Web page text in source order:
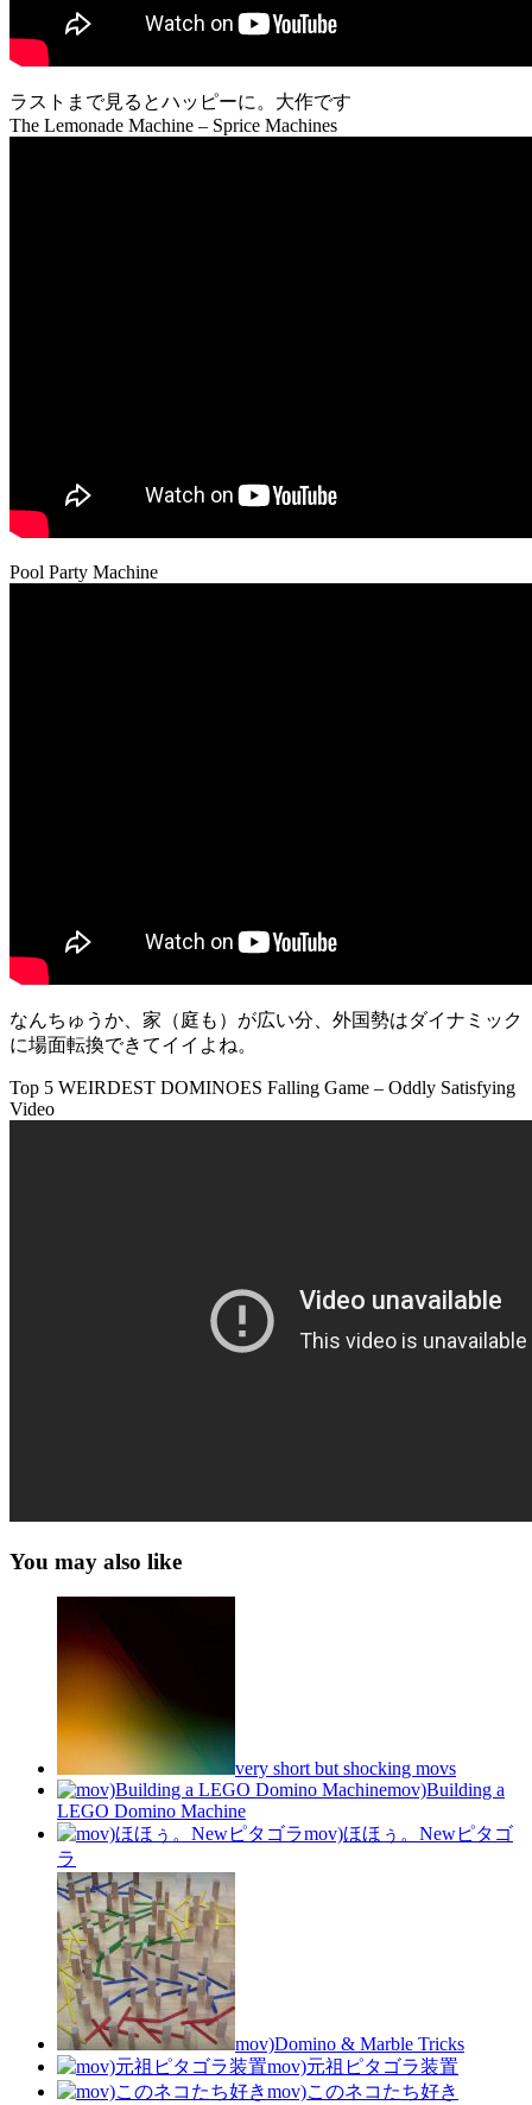
ラストまで見るとハッピーに。大作です
The Lemonade Machine – Sprice Machines
Pool Party Machine
なんちゅうか、家（庭も）が広い分、外国勢はダイナミック
に場面転換できてイイよね。
Top 5 WEIRDEST DOMINOES Falling Game – Oddly Satisfying
Video
You may also like
very short but shocking movs
mov)Building a
LEGO Domino Machine
mov)ほほぅ。Newピタゴ
ラ
mov)Domino & Marble Tricks
mov)元祖ピタゴラ装置
mov)このネコたち好き